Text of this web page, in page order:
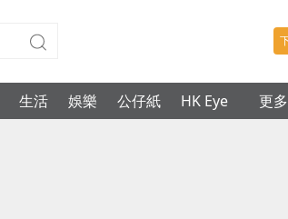
生活 娛樂 公仔紙 HK Eye 更多